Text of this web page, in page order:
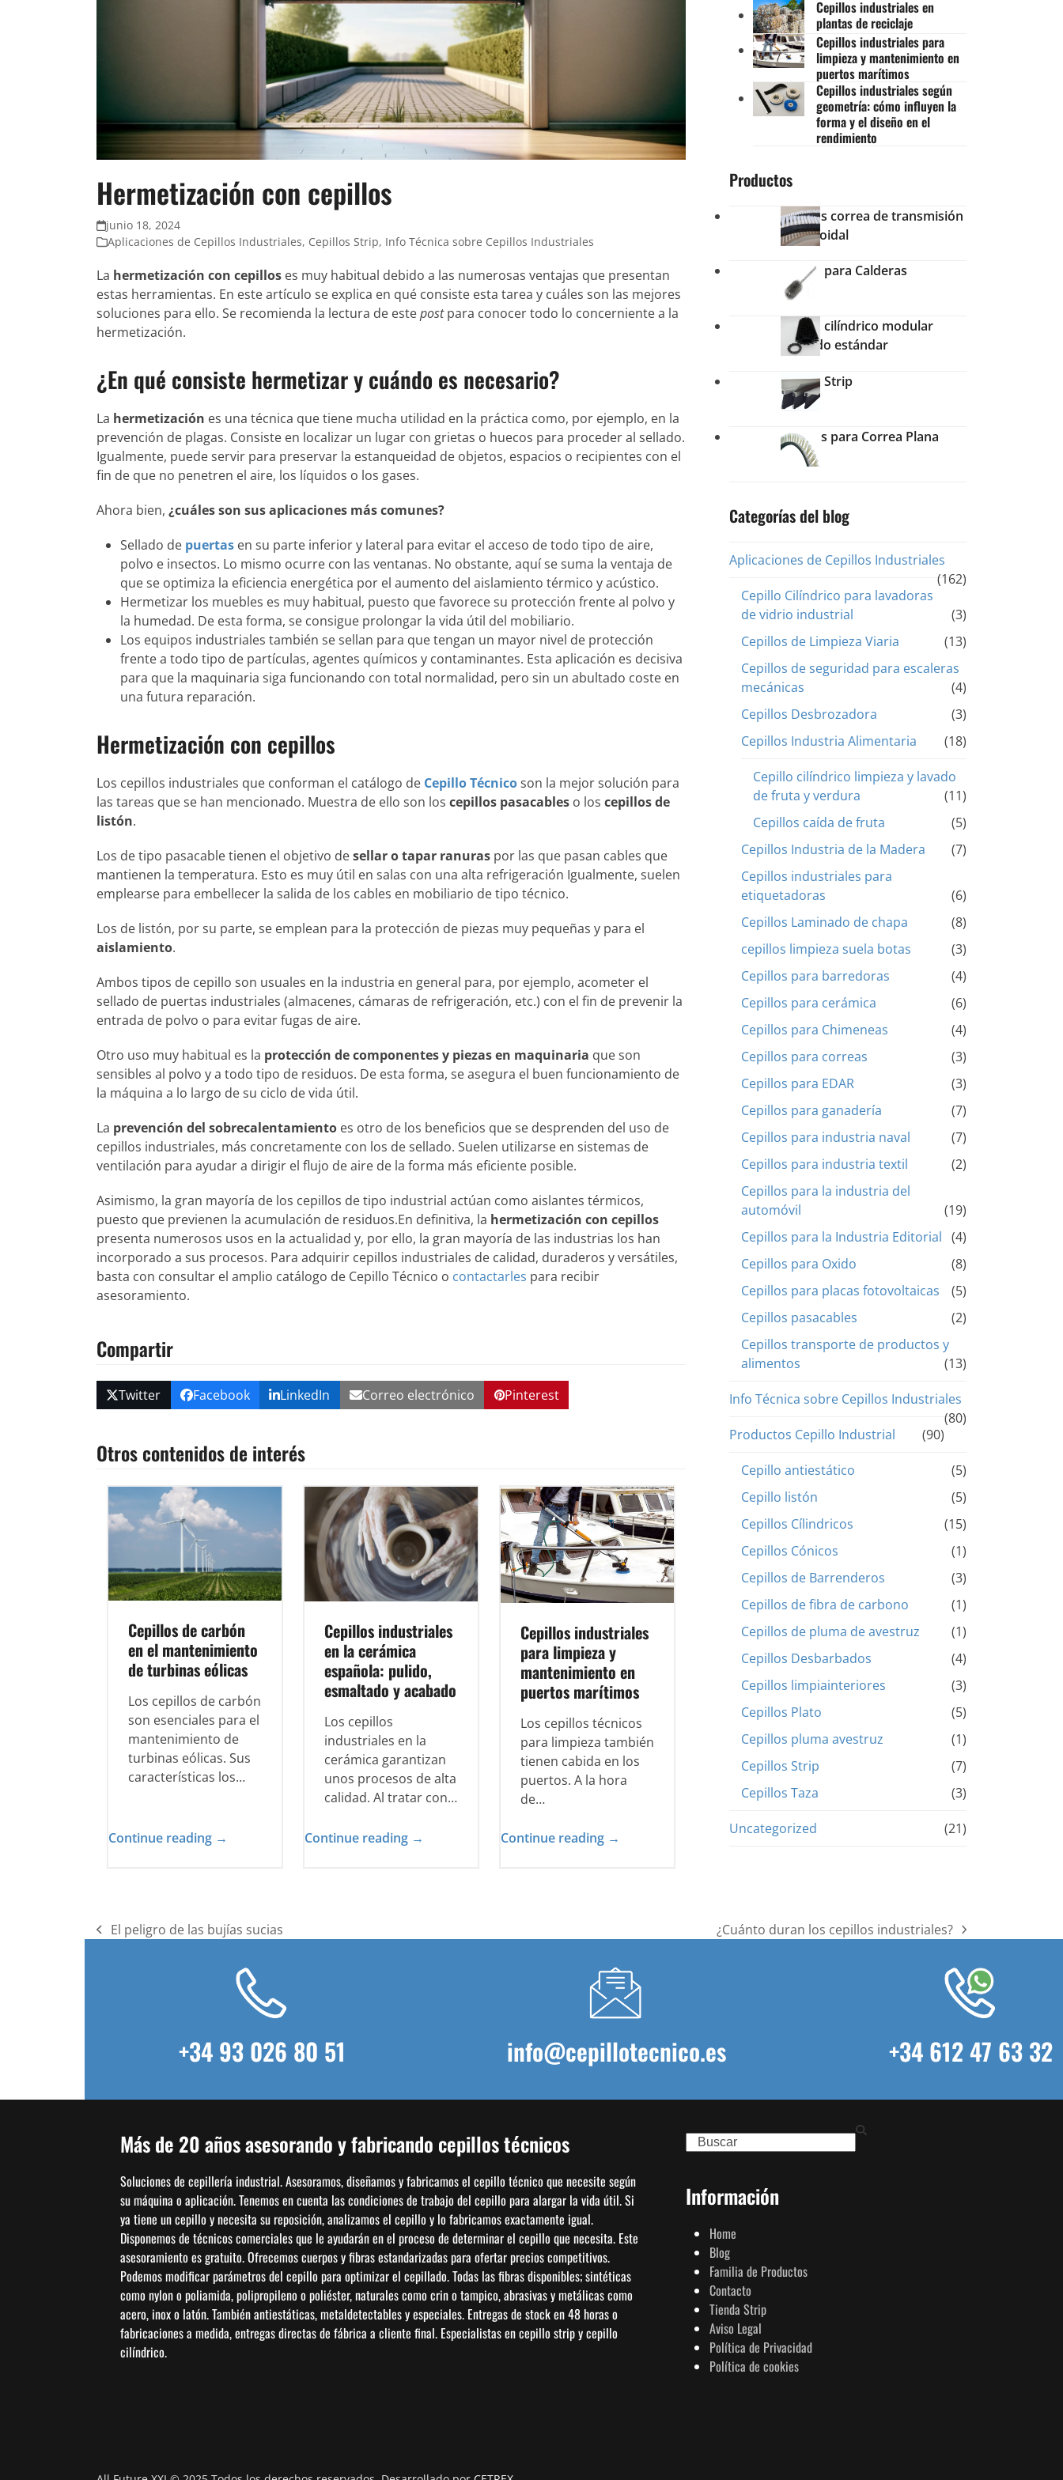
Hermetización con cepillos
junio 18, 2024
Aplicaciones de Cepillos Industriales, Cepillos Strip, Info Técnica sobre Cepillos Industriales
La hermetización con cepillos es muy habitual debido a las numerosas ventajas que presentan
estas herramientas. En este artículo se explica en qué consiste esta tarea y cuáles son las mejores
soluciones para ello. Se recomienda la lectura de estepostpara conocer todo lo concerniente a la
hermetización.
¿En qué consiste hermetizar y cuándo es necesario?
La hermetización es una técnica que tiene mucha utilidad en la práctica como, por ejemplo, en la
prevención de plagas. Consiste en localizar un lugar con grietas o huecos para proceder al sellado.
Igualmente, puede servir para preservar la estanqueidad de objetos, espacios o recipientes con el
fin de que no penetren el aire, los líquidos o los gases.
Ahora bien, ¿cuáles son sus aplicaciones más comunes?
Sellado de puertas en su parte inferior y lateral para evitar el acceso de todo tipo de aire,
polvo e insectos. Lo mismo ocurre con las ventanas. No obstante, aquí se suma la ventaja de
que se optimiza la eficiencia energética por el aumento del aislamiento térmico y acústico.
Hermetizar los muebles es muy habitual, puesto que favorece su protección frente al polvo y
la humedad. De esta forma, se consigue prolongar la vida útil del mobiliario.
Los equipos industriales también se sellan para que tengan un mayor nivel de protección
frente a todo tipo de partículas, agentes químicos y contaminantes. Esta aplicación es decisiva
para que la maquinaria siga funcionando con total normalidad, pero sin un abultado coste en
una futura reparación.
Hermetización con cepillos
Los cepillos industriales que conforman el catálogo de Cepillo Técnicoson la mejor solución para
las tareas que se han mencionado. Muestra de ello son los cepillos pasacables o los cepillos de
listón.
Los de tipo pasacable tienen el objetivo desellar o tapar ranuras por las que pasan cables que
mantienen la temperatura. Esto es muy útil en salas con una alta refrigeración Igualmente, suelen
emplearse para embellecer la salida de los cables en mobiliario de tipo técnico.
Los de listón, por su parte, se emplean para la protección de piezas muy pequeñas y para el
aislamiento.
Ambos tipos de cepillo son usuales en la industria en general para, por ejemplo, acometer el
sellado de puertas industriales (almacenes, cámaras de refrigeración, etc.) con el fin de prevenir la
entrada de polvo o para evitar fugas de aire.
Otro uso muy habitual es la protección de componentes y piezas en maquinaria que son
sensibles al polvo y a todo tipo de residuos. De esta forma, se asegura el buen funcionamiento de
la máquina a lo largo de su ciclo de vida útil.
La prevención del sobrecalentamiento es otro de los beneficios que se desprenden del uso de
cepillos industriales, más concretamente con los de sellado. Suelen utilizarse en sistemas de
ventilación para ayudar a dirigir el flujo de aire de la forma más eficiente posible.
Asimismo, la gran mayoría de los cepillos de tipo industrial actúan como aislantes térmicos,
puesto que previenen la acumulación de residuos.En definitiva, la hermetización con cepillos
presenta numerosos usos en la actualidad y, por ello, la gran mayoría de las industrias los han
incorporado a sus procesos. Para adquirir cepillos industriales de calidad, duraderos y versátiles,
basta con consultar el amplio catálogo de Cepillo Técnico o contactarles para recibir
asesoramiento.
Compartir
Twitter Facebook LinkedIn Correo electrónico Pinterest
Otros contenidos de interés
Cepillos de carbón
en el mantenimiento
de turbinas eólicas
Los cepillos de carbón
son esenciales para el
mantenimiento de
turbinas eólicas. Sus
características los…
Continue reading →
Cepillos industriales
en la cerámica
española: pulido,
esmaltado y acabado
Los cepillos
industriales en la
cerámica garantizan
unos procesos de alta
calidad. Al tratar con…
Continue reading →
Cepillos industriales
para limpieza y
mantenimiento en
puertos marítimos
Los cepillos técnicos
para limpieza también
tienen cabida en los
puertos. A la hora
de…
Continue reading →
Cepillos industriales en
plantas de reciclaje
Cepillos industriales para
limpieza y mantenimiento en
puertos marítimos
Cepillos industriales según
geometría: cómo influyen la
forma y el diseño en el
rendimiento
Productos
Cepillos correa de transmisión
trapezoidal
Cepillo para Calderas
Cepillo cilíndrico modular
dentado estándar
Cepillo Strip
Cepillos para Correa Plana
Categorías del blog
Aplicaciones de Cepillos Industriales
(162)
Cepillo Cilíndrico para lavadoras
de vidrio industrial
(3)
Cepillos de Limpieza Viaria
(13)
Cepillos de seguridad para escaleras
mecánicas
(4)
Cepillos Desbrozadora
(3)
Cepillos Industria Alimentaria
(18)
Cepillo cilíndrico limpieza y lavado
de fruta y verdura
(11)
Cepillos caída de fruta
(5)
Cepillos Industria de la Madera
(7)
Cepillos industriales para
etiquetadoras
(6)
Cepillos Laminado de chapa
(8)
cepillos limpieza suela botas
(3)
Cepillos para barredoras
(4)
Cepillos para cerámica
(6)
Cepillos para Chimeneas
(4)
Cepillos para correas
(3)
Cepillos para EDAR
(3)
Cepillos para ganadería
(7)
Cepillos para industria naval
(7)
Cepillos para industria textil
(2)
Cepillos para la industria del
automóvil
(19)
Cepillos para la Industria Editorial (4)
Cepillos para Oxido
(8)
Cepillos para placas fotovoltaicas
(5)
Cepillos pasacables
(2)
Cepillos transporte de productos y
alimentos
(13)
Info Técnica sobre Cepillos Industriales
(80)
Productos Cepillo Industrial
(90)
Cepillo antiestático
(5)
Cepillo listón
(5)
Cepillos Cílindricos
(15)
Cepillos Cónicos
(1)
Cepillos de Barrenderos
(3)
Cepillos de fibra de carbono
(1)
Cepillos de pluma de avestruz
(1)
Cepillos Desbarbados
(4)
Cepillos limpiainteriores
(3)
Cepillos Plato
(5)
Cepillos pluma avestruz
(1)
Cepillos Strip
(7)
Cepillos Taza
(3)
Uncategorized (21)
previous
El peligro de las bujías sucias
next
¿Cuánto duran los cepillos industriales?
+34 93 026 80 51 info@cepillotecnico.es +34 612 47 63 32
Más de 20 años asesorando y fabricando cepillos técnicos
Soluciones de cepillería industrial. Asesoramos, diseñamos y fabricamos el cepillo técnico que necesite según
su máquina o aplicación. Tenemos en cuenta las condiciones de trabajo del cepillo para alargar la vida útil. Si
ya tiene un cepillo y necesita su reposición, analizamos el cepillo y lo fabricamos exactamente igual.
Disponemos de técnicos comerciales que le ayudarán en el proceso de determinar el cepillo que necesita. Este
asesoramiento es gratuito. Ofrecemos cuerpos y fibras estandarizadas para ofertar precios competitivos.
Podemos modificar parámetros del cepillo para optimizar el cepillado. Todas las fibras disponibles; sintéticas
como nylon o poliamida, polipropileno o poliéster, naturales como crin o tampico, abrasivas y metálicas como
acero, inox o latón. También antiestáticas, metaldetectables y especiales. Entregas de stock en 48 horas o
fabricaciones a medida, entregas directas de fábrica a cliente final. Especialistas en cepillo strip y cepillo
cilíndrico.
Search
Información
Home
Blog
Familia de Productos
Contacto
Tienda Strip
Aviso Legal
Política de Privacidad
Política de cookies